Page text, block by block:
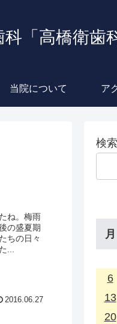
「高橋衛歯
当院について ア
ね。梅雨
の盛夏期
ちの日々
...
2016.06.27
検索
月
6
13
20